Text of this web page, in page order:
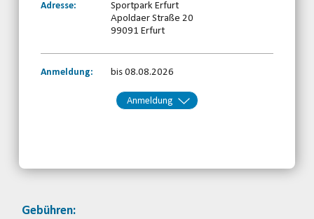
Adresse:
Sportpark Erfurt
Apoldaer Straße 20
99091 Erfurt
Anmeldung: bis 08.08.2026
Anmeldung
Gebühren: